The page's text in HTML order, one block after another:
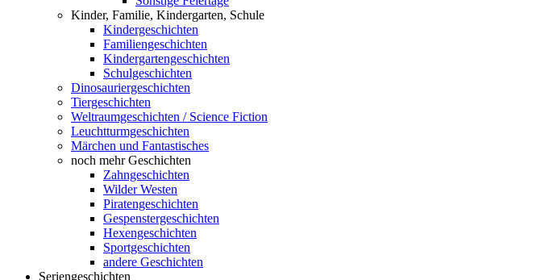
Kinder, Familie, Kindergarten, Schule
Kindergeschichten
Familiengeschichten
Kindergartengeschichten
Schulgeschichten
Dinosauriergeschichten
Tiergeschichten
Weltraumgeschichten / Science Fiction
Leuchtturmgeschichten
Märchen und Fantastisches
noch mehr Geschichten
Zahngeschichten
Wilder Westen
Piratengeschichten
Gespenstergeschichten
Hexengeschichten
Sportgeschichten
andere Geschichten
Seriengeschichten